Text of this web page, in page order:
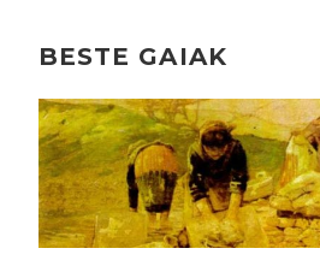
BESTE GAIAK
Irakurri